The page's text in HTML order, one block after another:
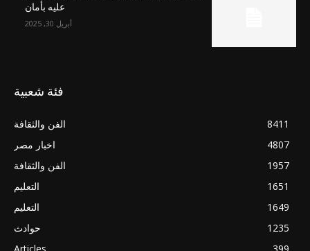
عليه بأمان
أبريل 30, 2025
فئة شعبية
الفن والثقافة
8411
اخبار مصر
4807
الفن والثقافة
1957
التعليم
1651
التعليم
1649
حوادث
1235
Articles
399